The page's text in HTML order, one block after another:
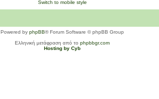
Switch to mobile style
Powered by phpBB® Forum Software © phpBB Group
Ελληνική μετάφραση από το phpbbgr.com
Hosting by Cyb